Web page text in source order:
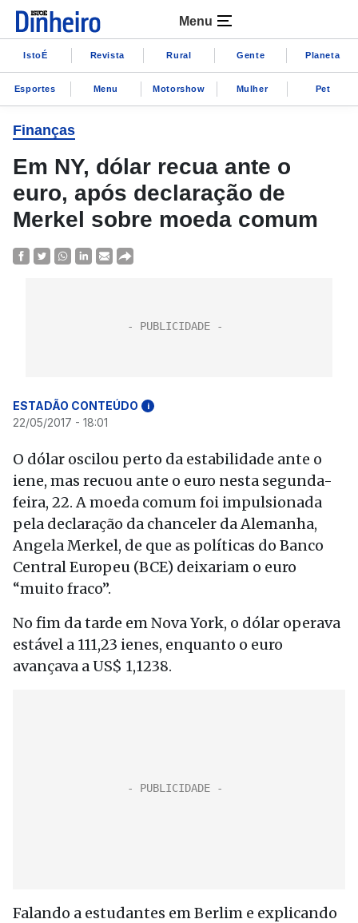
Menu
IstoÉ Revista Rural Gente Planeta
Esportes Menu Motorshow Mulher Pet
Finanças
Em NY, dólar recua ante o
euro, após declaração de
Merkel sobre moeda comum
ESTADÃO CONTEÚDO i
22/05/2017 - 18:01
O dólar oscilou perto da estabilidade ante o
iene, mas recuou ante o euro nesta segunda-
feira, 22. A moeda comum foi impulsionada
pela declaração da chanceler da Alemanha,
Angela Merkel, de que as políticas do Banco
Central Europeu (BCE) deixariam o euro
“muito fraco”.
No fim da tarde em Nova York, o dólar operava
estável a 111,23 ienes, enquanto o euro
avançava a US$ 1,1238.
Falando a estudantes em Berlim e explicando